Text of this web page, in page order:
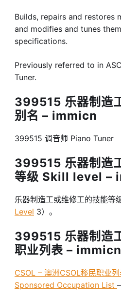
Builds, repairs and restores
and modifies and tunes
specifications.
Previously referred to in
Tuner.
399515 乐器制造
别名 – immicn
399515 调音师 Piano Tuner
399515 乐器制造
等级 Skill level –
乐器制造工或维修工的技能等
Level 3）。
399515 乐器制造
职业列表 – immicn
CSOL – 澳洲CSOL移民职业
Sponsored Occupation List